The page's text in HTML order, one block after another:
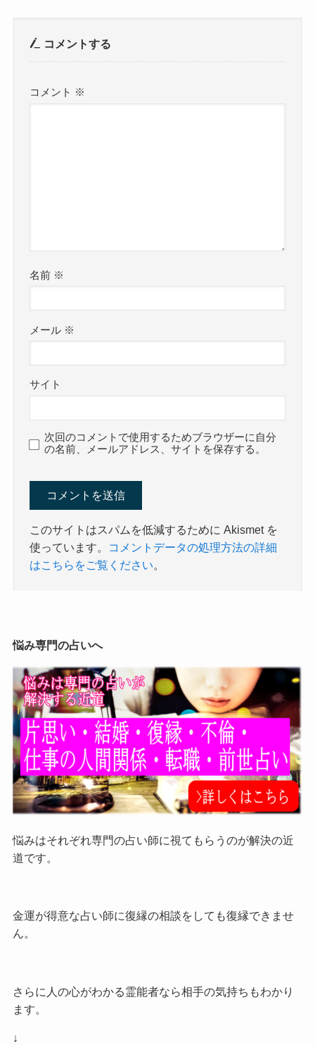
コメントする
コメント ※
名前 ※
メール ※
サイト
次回のコメントで使用するためブラウザーに自分
の名前、メールアドレス、サイトを保存する。
このサイトはスパムを低減するために Akismet を
使っています。
コメントデータの処理方法の詳細
はこちらをご覧ください。
悩み専門の占いへ
悩みはそれぞれ専門の占い師に視てもらうのが解決の近
道です。
金運が得意な占い師に復縁の相談をしても復縁できませ
ん。
さらに人の心がわかる霊能者なら相手の気持ちもわかり
ます。
↓